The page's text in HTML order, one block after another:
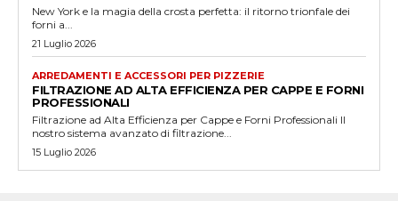
New York e la magia della crosta perfetta: il ritorno trionfale dei
forni a...
21 Luglio 2026
ARREDAMENTI E ACCESSORI PER PIZZERIE
FILTRAZIONE AD ALTA EFFICIENZA PER CAPPE E FORNI
PROFESSIONALI
Filtrazione ad Alta Efficienza per Cappe e Forni Professionali Il
nostro sistema avanzato di filtrazione...
15 Luglio 2026